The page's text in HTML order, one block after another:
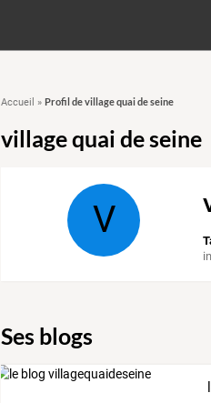
Accueil » Profil de village quai de seine
village quai de seine
V
Ses blogs